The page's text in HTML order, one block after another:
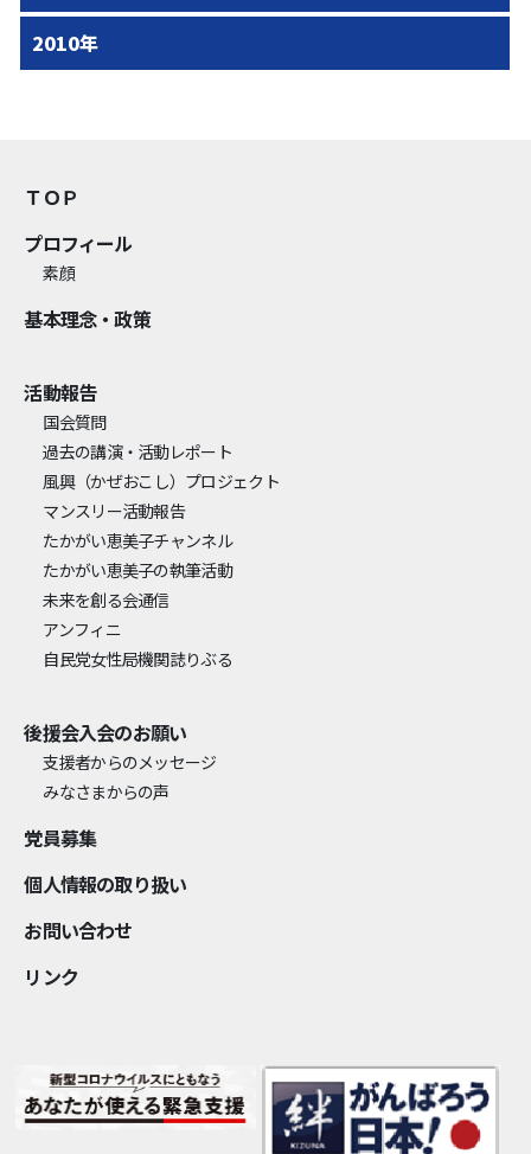
2010年
ＴＯＰ
プロフィール
素顔
基本理念・政策
活動報告
国会質問
過去の講演・活動レポート
風興（かぜおこし） プロジェクト
マンスリー活動報告
たかがい恵美子チャンネル
たかがい恵美子の執筆活動
未来を創る会通信
アンフィニ
自民党女性局機関誌りぶる
後援会入会のお願い
支援者からのメッセージ
みなさまからの声
党員募集
個⼈情報の取り扱い
お問い合わせ
リンク